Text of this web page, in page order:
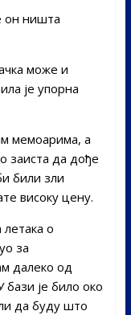
он ништа
може и
је упорна
мемоарима, а
заиста да дође
били зли
високу цену.
о
за
далеко од
бази је било око
да буду што